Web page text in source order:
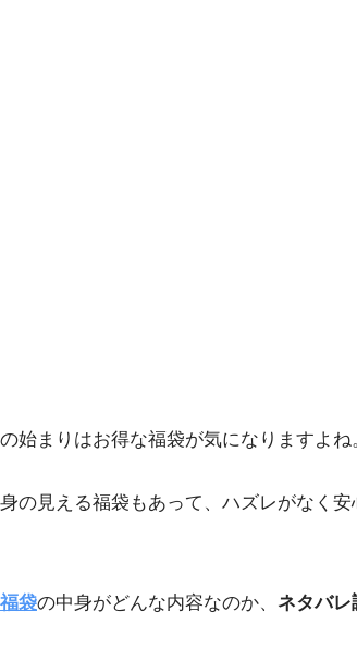
始まりはお得な福袋が気になりますよね
の見える福袋もあって、ハズレがなく
袋の中身がどんな内容なのか、 ネタバレ